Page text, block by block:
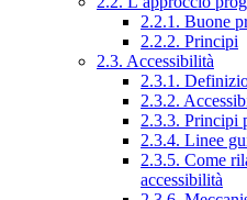
2.2.1. Buone
2.2.2. Principi
2.3. Accessibilità
2.3.1.
2.3.2.
2.3.3. Principi
2.3.4. Linee
2.3.5. Come
accessibilità